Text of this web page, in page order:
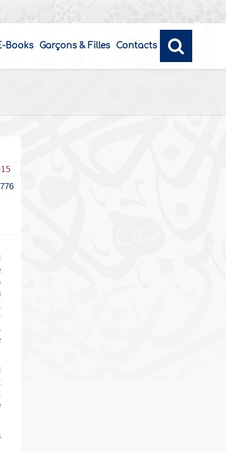
Books Garçons & Filles Contacts